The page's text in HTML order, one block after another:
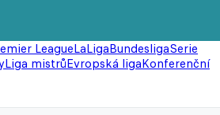
LeagueLaLigaBundesligaSerie
Liga mistrůEvropská ligaKonferenční